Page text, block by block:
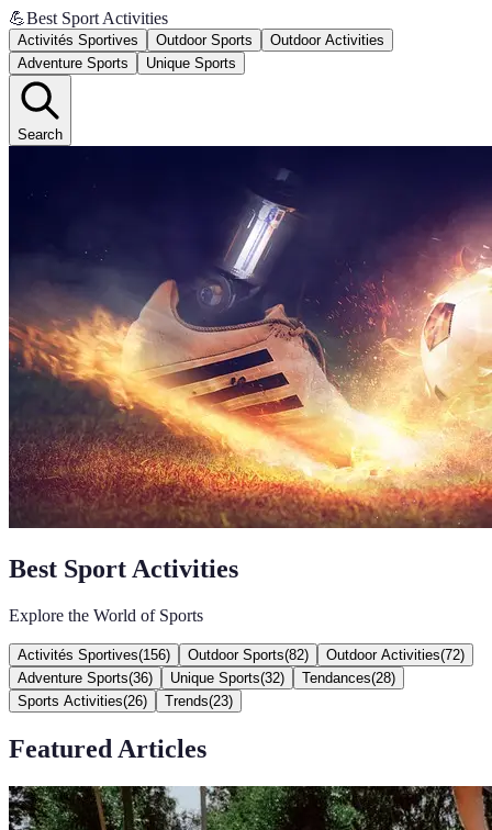
💪Best Sport Activities
Activités Sportives Outdoor Sports
Outdoor Activities
Adventure Sports
Unique Sports
Search
Best Sport Activities
Explore the World of Sports
Activités Sportives(156) Outdoor Sports(82) Outdoor Activities(72)
Adventure Sports(36) Unique Sports(32) Tendances(28)
Sports Activities(26) Trends(23)
Featured Articles